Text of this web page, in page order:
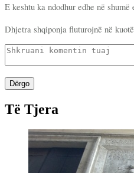
E keshtu ka ndodhur edhe në
Dhjetra shqiponja fluturojnë në
Dërgo
Të Tjera